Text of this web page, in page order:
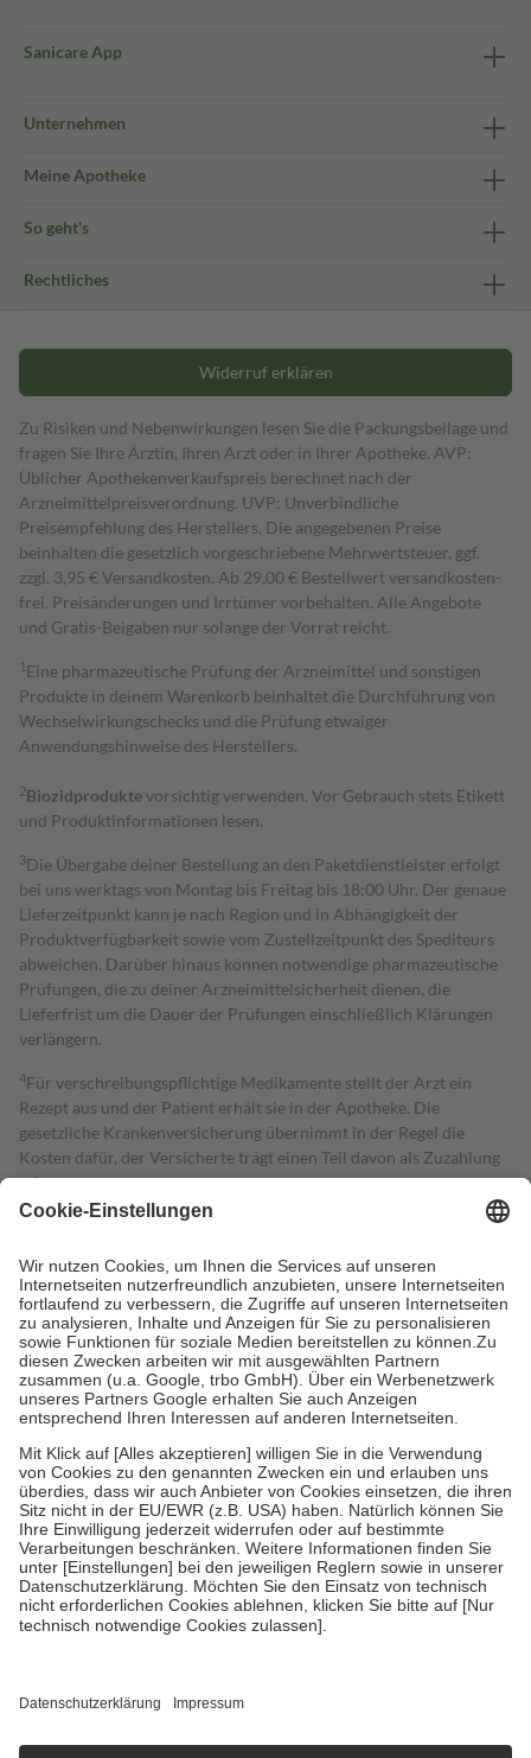
Sanicare App
Unternehmen
Meine Apotheke
So geht's
Rechtliches
Widerruf erklären
Zu Risiken und Nebenwirkungen lesen Sie die Packungsbeilage und
fragen Sie Ihre Ärztin, Ihren Arzt oder in Ihrer Apotheke. AVP:
Üblicher Apothekenverkaufspreis berechnet nach der
Arzneimittelpreisverordnung. UVP: Unverbindliche
Preisempfehlung des Herstellers. Die angegebenen Preise
beinhalten die gesetzlich vorgeschriebene Mehrwertsteuer, ggf.
zzgl. 3,95 € Versandkosten. Ab 29,00 € Bestell­wert versand­kosten­
frei. Preisänderungen und Irrtümer vorbehalten. Alle Angebote
und Gratis-Beigaben nur solange der Vorrat reicht.
1 Eine pharmazeutische Prüfung der Arzneimittel und sonstigen
Produkte in deinem Warenkorb beinhaltet die Durchführung von
Wechselwirkungschecks und die Prüfung etwaiger
Anwendungshinweise des Herstellers.
2Biozidproduktevorsichtig verwenden. Vor Gebrauch stets Etikett
und Produktinformationen lesen.
3Die Übergabe deiner Bestellung an den Paketdienstleister erfolgt
bei uns werktags von Montag bis Freitag bis 18:00 Uhr. Der genaue
Lieferzeitpunkt kann je nach Region und in Abhängigkeit der
Produktverfügbarkeit sowie vom Zustellzeitpunkt des Spediteurs
abweichen. Darüber hinaus können notwendige pharmazeutische
Prüfungen, die zu deiner Arzneimittelsicherheit dienen, die
Lieferfrist um die Dauer der Prüfungen einschließlich Klärungen
verlängern.
4Für verschreibungspflichtige Medikamente stellt der Arzt ein
Rezept aus und der Patient erhält sie in der Apotheke. Die
gesetzliche Krankenversicherung übernimmt in der Regel die
Kosten dafür, der Versicherte trägt einen Teil davon als Zuzahlung
mit.
Grundsätzlich leisten Mitglieder Zuzahlungen in Höhe von zehn
höchstens zehn Euro.
Es sind jedoch nie mehr als die tatsächlichen
Kosten der Leistung zu entrichten.
Diese Regeln gelten grundsätzlich auch für Online-Apotheken.
Bei Heilmitteln und häuslicher Krankenpflege beträgt die
Zuzahlung zehn Prozent der Kosten sowie zehn Euro je
Verordnung.
Um das Engagement der Versicherten für ihre eigene Gesundheit zu
stärken und die besondere Stellung der Familie zu unterstützen,
fallenkeine Zuzahlungenan bei:
• Kindern und Jugendlichen bis zum vollendeten 18. Lebensjahr
mit Ausnahme der Fahrkosten
• Untersuchungen zur Vorsorge und Früherkennung, die von der
GKV getragen werden
• empfohlenen Schutzimpfungen
• Harn- und Blutteststreifen
getroffen, um sicherzustellen, dass es sich um echte Bewertungen
https://help.etrusted.com/hc/de/articles/4419944605341